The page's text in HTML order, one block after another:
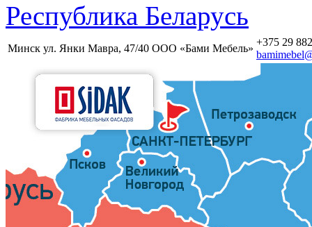
Республика Беларусь
Минск ул. Янки Мавра, 47/40 ООО «Бами Мебель»
+375 29